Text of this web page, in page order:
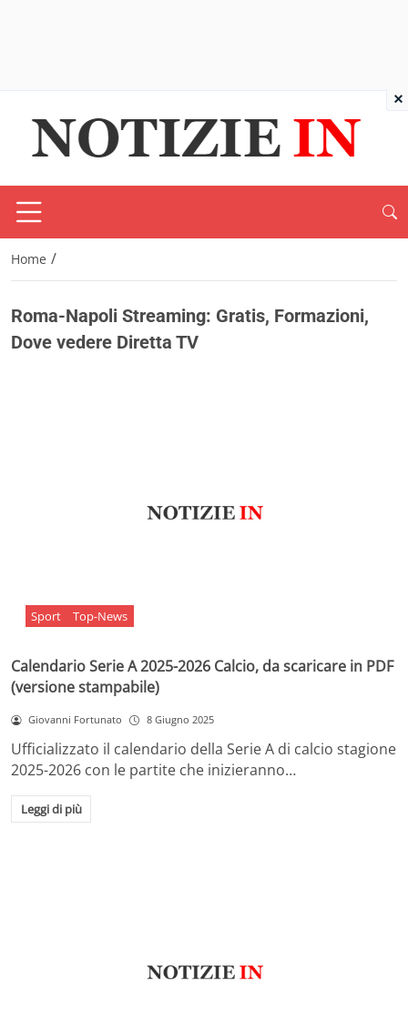
Home /
Roma-Napoli Streaming: Gratis, Formazioni,
Dove vedere Diretta TV
Sport Top-News
Calendario Serie A 2025-2026 Calcio, da scaricare in PDF
(versione stampabile)
Giovanni Fortunato 8 Giugno 2025
Ufficializzato il calendario della Serie A di calcio stagione
2025-2026 con le partite che inizieranno…
Leggi di più
×